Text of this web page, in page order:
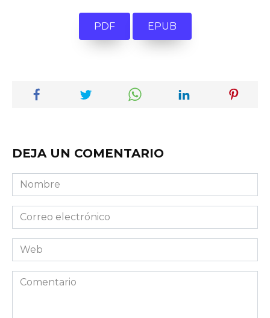
PDF EPUB
DEJA UN COMENTARIO
Nombre
Correo
electrónico
Web
Comentario